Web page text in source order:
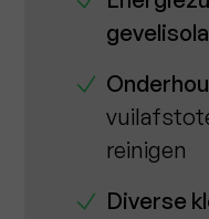
reinigen
Diverse